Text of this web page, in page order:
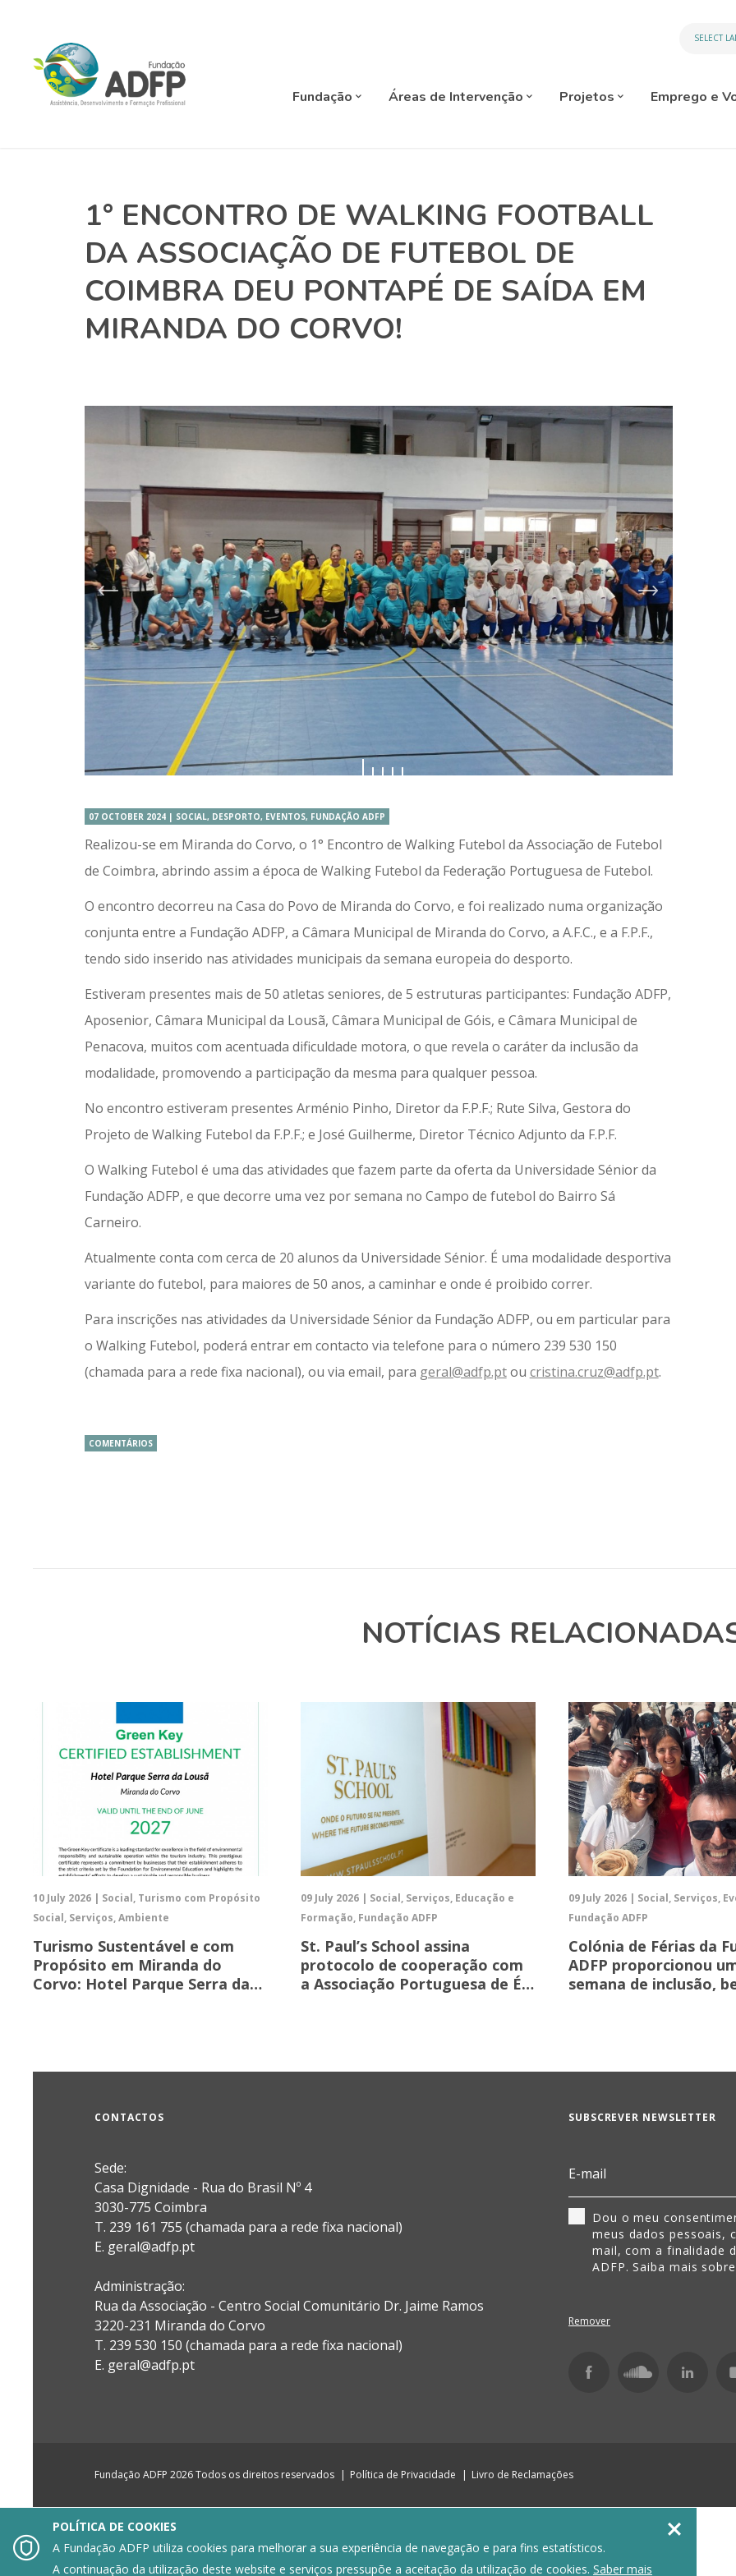

POLÍTICA DE COOKIES
A Fundação ADFP utiliza cookies para melhorar a sua experiência de navegação e para fins estatísticos.
A continuação da utilização deste website e serviços pressupõe a aceitação da utilização de cookies. Saber mais

SELECT
Fundação Áreas de Intervenção Projetos Emprego e
1° ENCONTRO DE WALKING FOOTBALL
DA ASSOCIAÇÃO DE FUTEBOL DE
COIMBRA DEU PONTAPÉ DE SAÍDA EM
MIRANDA DO CORVO!
07 OCTOBER 2024 | SOCIAL, DESPORTO, EVENTOS, FUNDAÇÃO ADFP
Realizou-se em Miranda do Corvo, o 1° Encontro de Walking Futebol da Associação de Futebol
de Coimbra, abrindo assim a época de Walking Futebol da Federação Portuguesa de Futebol.
O encontro decorreu na Casa do Povo de Miranda do Corvo, e foi realizado numa organização
conjunta entre a Fundação ADFP, a Câmara Municipal de Miranda do Corvo, a A.F.C., e a F.P.F.,
tendo sido inserido nas atividades municipais da semana europeia do desporto.
Estiveram presentes mais de 50 atletas seniores, de 5 estruturas participantes: Fundação ADFP,
Aposenior, Câmara Municipal da Lousã, Câmara Municipal de Góis, e Câmara Municipal de
Penacova, muitos com acentuada dificuldade motora, o que revela o caráter da inclusão da
modalidade, promovendo a participação da mesma para qualquer pessoa.
No encontro estiveram presentes Arménio Pinho, Diretor da F.P.F.; Rute Silva, Gestora do
Projeto de Walking Futebol da F.P.F.; e José Guilherme, Diretor Técnico Adjunto da F.P.F.
O Walking Futebol é uma das atividades que fazem parte da oferta da Universidade Sénior da
Fundação ADFP, e que decorre uma vez por semana no Campo de futebol do Bairro Sá
Carneiro.
Atualmente conta com cerca de 20 alunos da Universidade Sénior. É uma modalidade desportiva
variante do futebol, para maiores de 50 anos, a caminhar e onde é proibido correr.
Para inscrições nas atividades da Universidade Sénior da Fundação ADFP, ou em particular para
o Walking Futebol, poderá entrar em contacto via telefone para o número 239 530 150
(chamada para a rede fixa nacional), ou via email, para geral@adfp.ptou cristina.cruz@adfp.pt.
COMENTÁRIOS
NOTÍCIAS
10 July 2026 | Social, Turismo com Propósito
Social, Serviços, Ambiente
Turismo Sustentável e com
Propósito em Miranda do
Corvo: Hotel Parque Serra da…
09 July 2026 | Social, Serviços, Educação e
Formação, Fundação ADFP
St. Paul’s School assina
protocolo de cooperação com
a Associação Portuguesa de É…
09 July 2026 | Social, Serviços,
Fundação ADFP
Colónia de Férias da
ADFP proporcionou
semana de inclusão,
CONTACTOS
Sede:
Casa Dignidade - Rua do Brasil Nº 4
3030-775 Coimbra
T. 239 161 755 (chamada para a rede fixa nacional)
E. geral@adfp.pt
Administração:
Rua da Associação - Centro Social Comunitário Dr. Jaime Ramos
3220-231 Miranda do Corvo
T. 239 530 150 (chamada para a rede fixa nacional)
E. geral@adfp.pt
SUBSCREVER NEWSLETTER
Dou o meu
meus dados pessoais,
mail, com a finalidade
ADFP. Saiba mais
Remover
Fundação ADFP 2026 Todos os direitos reservados Política de Privacidade Livro de Reclamações